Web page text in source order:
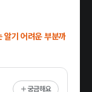
알기 어려운 부분까
궁금해요